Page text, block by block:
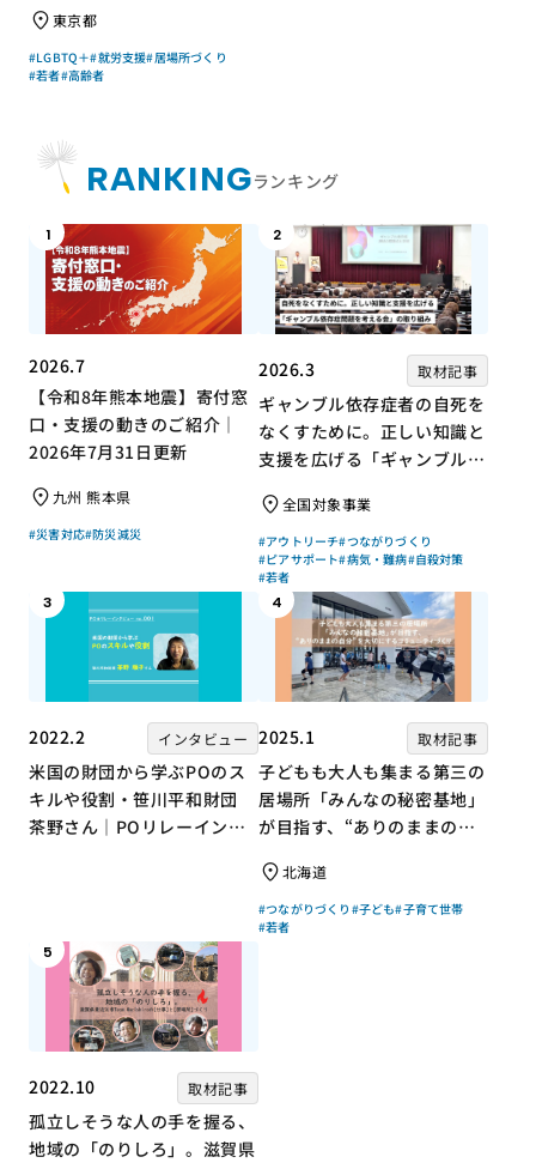
慶子さん【聞き手】
東京都
#LGBTQ＋#就労支援#居場所づくり
#若者#高齢者
RANKINGランキング
1
2026.7
【令和8年熊本地震】寄付窓
口・支援の動きのご紹介｜
2026年7月31日更新
九州 熊本県
#災害対応#防災減災
2
2026.3 取材記事
ギャンブル依存症者の自死を
なくすために。正しい知識と
支援を広げる「ギャンブル依
組み全国対象事業
#アウトリーチ#つながりづくり
#ピアサポート#病気・難病#自殺対策
#若者
3
2022.2 インタビュー
米国の財団から学ぶPOのス
キルや役割・笹川平和財団
茶野さん｜POリレーインタ
4
2025.1 取材記事
子どもも大人も集まる第三の
居場所「みんなの秘密基地」
が目指す、“ありのままの自
ィづくり
北海道
#つながりづくり #子ども#子育て世帯
#若者
5
2022.10 取材記事
孤立しそうな人の手を握る、
地域の「のりしろ」。滋賀県